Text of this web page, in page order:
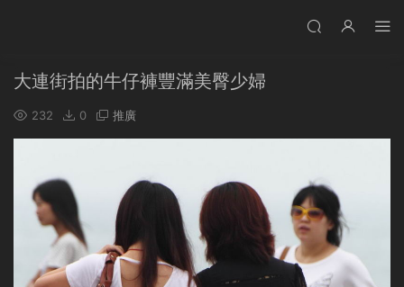
大連街拍的牛仔褲豐滿美臀少婦
232 0 推廣